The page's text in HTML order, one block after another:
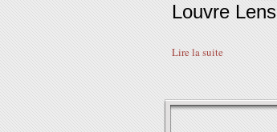
Louvre Lens
Lire la suite